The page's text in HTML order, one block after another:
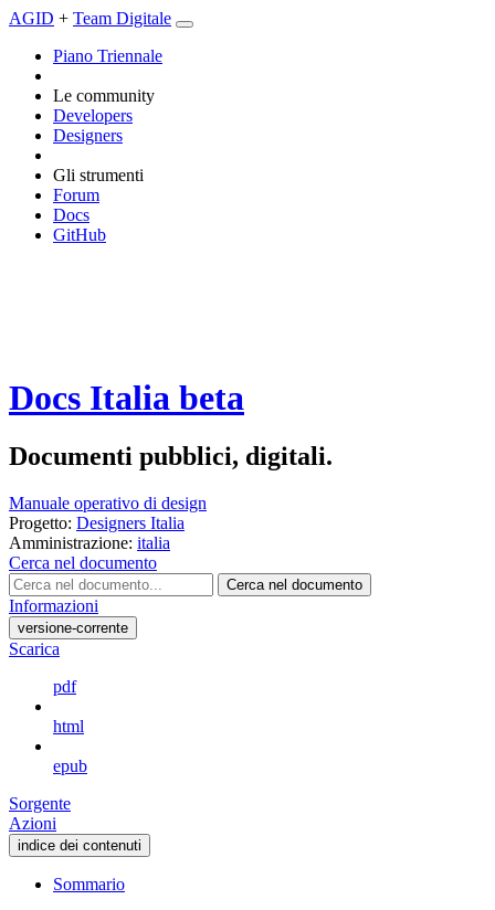
AGID + Team Digitale
Piano Triennale
Le community
Developers
Designers
Gli strumenti
Forum
Docs
GitHub
Docs Italia beta
Documenti pubblici, digitali.
Manuale operativo di design
Progetto: Designers Italia
Amministrazione: italia
Cerca nel documento
Cerca nel documento
Informazioni
versione-corrente
Scarica
pdf
html
epub
Sorgente
Azioni
indice dei contenuti
Sommario